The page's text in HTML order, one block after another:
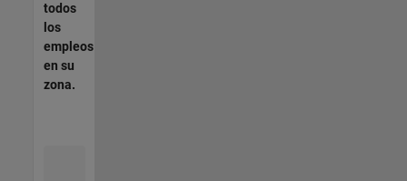
todos
los
empleos
en su
zona.